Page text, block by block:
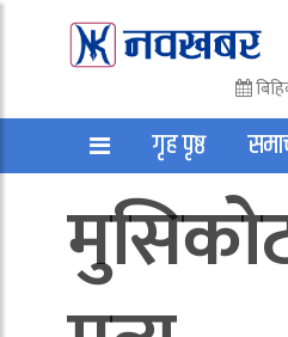
गृह पृष्ठ
अन्तराष्ट्रिय